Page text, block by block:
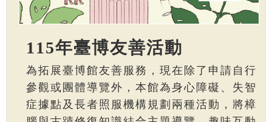
115年臺博友善活動
為拓展臺博館友善服務，現在除了申請自行
參觀或團體導覽外，本館為身心障礙、失智
症據點及長者照服機構規劃兩種活動，將樟